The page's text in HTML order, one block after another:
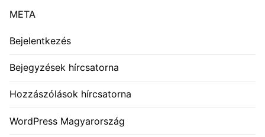
META
Bejelentkezés
Bejegyzések hírcsatorna
Hozzászólások hírcsatorna
WordPress Magyarország